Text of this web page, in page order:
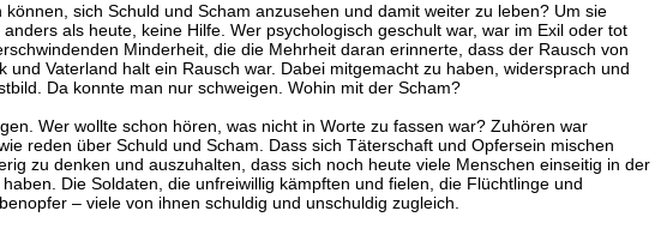
sich Schuld und Scham anzusehen und damit weiter zu leben? Um sie
als heute, keine Hilfe. Wer psychologisch geschult war, war im Exil oder tot
Minderheit, die die Mehrheit daran erinnerte, dass der Rausch von
und Vaterland halt ein Rausch war. Dabei mitgemacht zu haben, widersprach und
Da konnte man nur schweigen. Wohin mit der Scham?
Wer wollte schon hören, was nicht in Worte zu fassen war? Zuhören war
reden über Schuld und Scham. Dass sich Täterschaft und Opfersein mischen
zu denken und auszuhalten, dass sich noch heute viele Menschen einseitig in der
Die Soldaten, die unfreiwillig kämpften und fielen, die Flüchtlinge und
– viele von ihnen schuldig und unschuldig zugleich.